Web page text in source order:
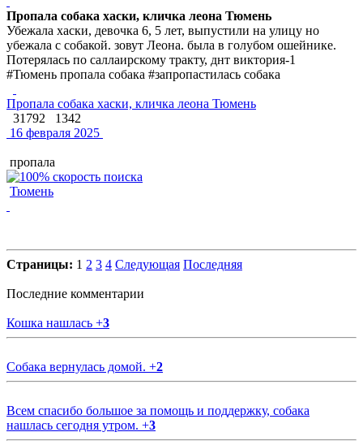
Пропала собака хаски, кличка леона Тюмень
Убежала хаски, девочка 6, 5 лет, выпустили на улицу но
убежала с собакой. зовут Леона. была в голубом ошейнике.
Потерялась по саллаирскому тракту, днт виктория-1
#Тюмень пропала собака #запропастилась собака
Пропала собака хаски, кличка леона Тюмень
31792
1342
16 февраля 2025
пропала
Тюмень
Страницы: 1 2 3 4 Следующая Последняя
Последние комментарии
Кошка нашлась +3
Собака вернулась домой. +2
Всем спасибо большое за помощь и поддержку, собака
нашлась сегодня утром. +3